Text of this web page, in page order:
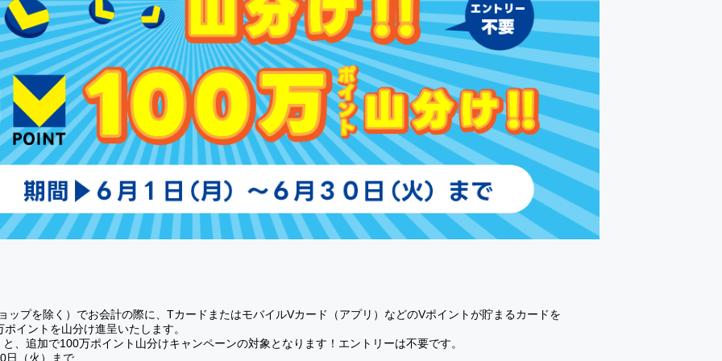
ップを除く）でお会計の際に、TカードまたはモバイルVカード（アプリ）などのVポイントが貯まるカードを
イントを山分け進呈いたします。
、追加で100万ポイント山分けキャンペーンの対象となります！エントリーは不要です。
日（火）まで